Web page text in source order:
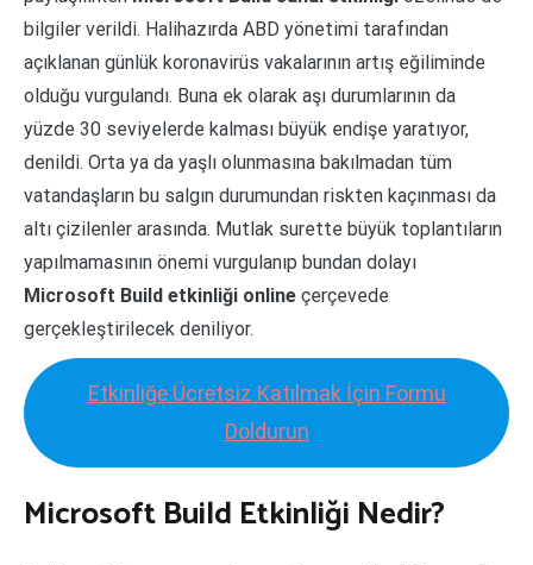
bilgiler verildi. Halihazırda ABD yönetimi tarafından
açıklanan günlük koronavirüs vakalarının artış eğiliminde
olduğu vurgulandı. Buna ek olarak aşı durumlarının da
yüzde 30 seviyelerde kalması büyük endişe yaratıyor,
denildi. Orta ya da yaşlı olunmasına bakılmadan tüm
vatandaşların bu salgın durumundan riskten kaçınması da
altı çizilenler arasında. Mutlak surette büyük toplantıların
yapılmamasının önemi vurgulanıp bundan dolayı
Microsoft Build etkinliği online çerçevede
gerçekleştirilecek deniliyor.
Etkinliğe Ücretsiz Katılmak İçin Formu
Doldurun
Microsoft Build Etkinliği Nedir?